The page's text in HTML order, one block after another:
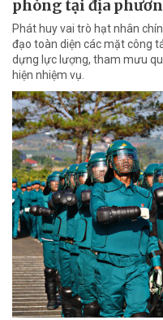
phòng tại địa
Phát huy vai trò hạt nhân
đạo toàn diện các mặt công
dựng lực lượng, tham mưu
hiện nhiệm vụ.